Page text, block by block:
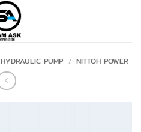
HYDRAULIC PUMP / NITTOH POWER